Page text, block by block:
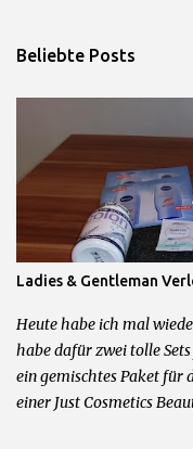
f
n
h
Beliebte Posts
Ladies & Gentleman
Heute habe ich mal
habe dafür zwei tolle
ein gemischtes Paket für
einer Just Cosmetics